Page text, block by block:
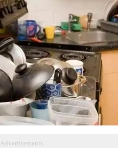
Advertisements